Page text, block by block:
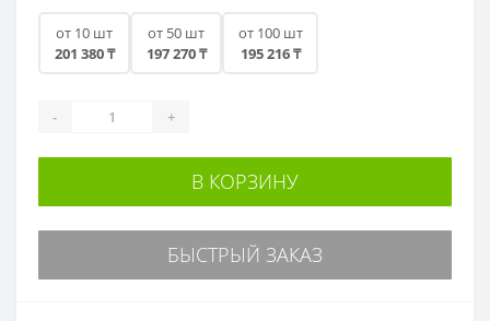
от 10 шт
201 380 ₸
от 50 шт
197 270 ₸
от 100 шт
195 216 ₸
- +
В КОРЗИНУ
БЫСТРЫЙ ЗАКАЗ